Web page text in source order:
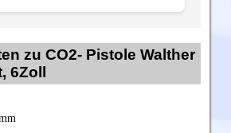
zu CO2- Pistole Walther
6Zoll